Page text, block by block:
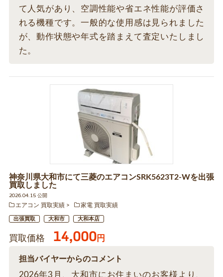
て人気があり、空調性能や省エネ性能が評価さ
れる機種です。一般的な使用感は見られました
が、動作状態や年式を踏まえて査定いたしまし
た。
神奈川県大和市にて三菱のエアコンSRK5623T2-Wを出張
買取しました
2026.04.15 公開
エアコン 買取実績
家電 買取実績
出張買取 大和市 大和本店
買取価格 14,000円
担当バイヤーからのコメント
2026年3月、大和市にお住まいのお客様より、